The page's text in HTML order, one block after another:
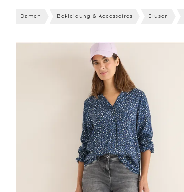
Damen Bekleidung & Accessoires Blusen